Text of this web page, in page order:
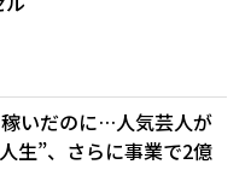
いだのに…人気芸人が
生”、さらに事業で2億